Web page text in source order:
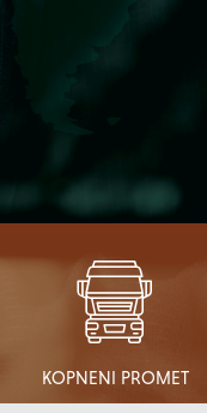
KOPNENI PROMET